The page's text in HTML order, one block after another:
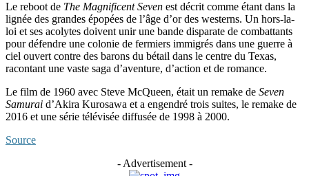
Le reboot de The Magnificent Seven est décrit comme étant dans la
lignée des grandes épopées de l’âge d’or des westerns. Un hors-la-
loi et ses acolytes doivent unir une bande disparate de combattants
pour défendre une colonie de fermiers immigrés dans une guerre à
ciel ouvert contre des barons du bétail dans le centre du Texas,
racontant une vaste saga d’aventure, d’action et de romance.
Le film de 1960 avec Steve McQueen, était un remake de Seven
Samurai d’Akira Kurosawa et a engendré trois suites, le remake de
2016 et une série télévisée diffusée de 1998 à 2000.
Source
- Advertisement -